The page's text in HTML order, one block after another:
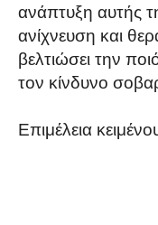
ανάπτυξη αυτής
ανίχνευση και
βελτιώσει την
τον κίνδυνο
Επιμέλεια